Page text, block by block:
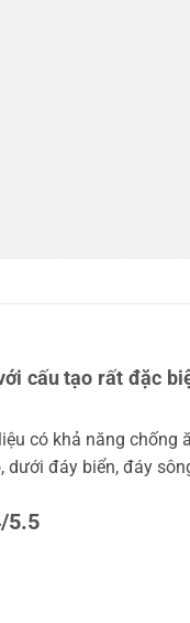
cấu tạo rất đặc
có khả năng
đáy biển, đáy
5.5